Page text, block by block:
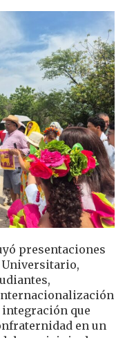
presentaciones
Universitario,
que
en un